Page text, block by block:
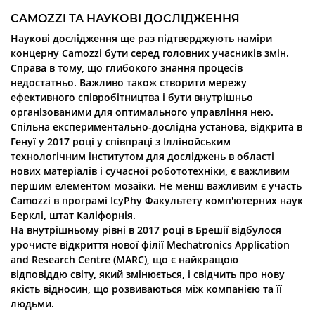
CAMOZZI ТА НАУКОВІ ДОСЛІДЖЕННЯ
Наукові дослідження ще раз підтверджують наміри
концерну Camozzi бути серед головних учасників змін.
Справа в тому, що глибокого знання процесів
недостатньо. Важливо також створити мережу
ефективного співробітництва і бути внутрішньо
організованими для оптимального управління нею.
Спільна експериментально-дослідна установа, відкрита в
Генуї у 2017 році у співпраці з Іллінойським
технологічним інститутом для досліджень в області
нових матеріалів і сучасної робототехніки, є важливим
першим елементом мозаїки. Не менш важливим є участь
Camozzi в програмі IcyPhy Факультету комп'ютерних наук
Берклі, штат Каліфорнія.
На внутрішньому рівні в 2017 році в Брешії відбулося
урочисте відкриття нової філії Mechatronics Application
and Research Centre (MARC), що є найкращою
відповіддю світу, який змінюється, і свідчить про нову
якість відносин, що розвиваються між компанією та її
людьми.